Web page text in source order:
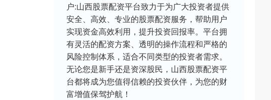
户:山西股票配资平台致力于为广大投资者提供
安全、高效、专业的股票配资服务，帮助用户
实现资金高效利用，提升投资回报率。平台拥
有灵活的配资方案、透明的操作流程和严格的
风险控制体系，适合不同类型的投资者需求。
无论您是新手还是资深股民，山西股票配资平
台都将成为您值得信赖的投资伙伴，为您的财
富增值保驾护航！